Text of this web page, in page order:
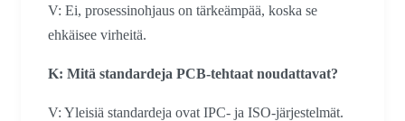
V: Ei, prosessinohjaus on tärkeämpää, koska se
ehkäisee virheitä.
K: Mitä standardeja PCB-tehtaat noudattavat?
V: Yleisiä standardeja ovat IPC- ja ISO-järjestelmät.